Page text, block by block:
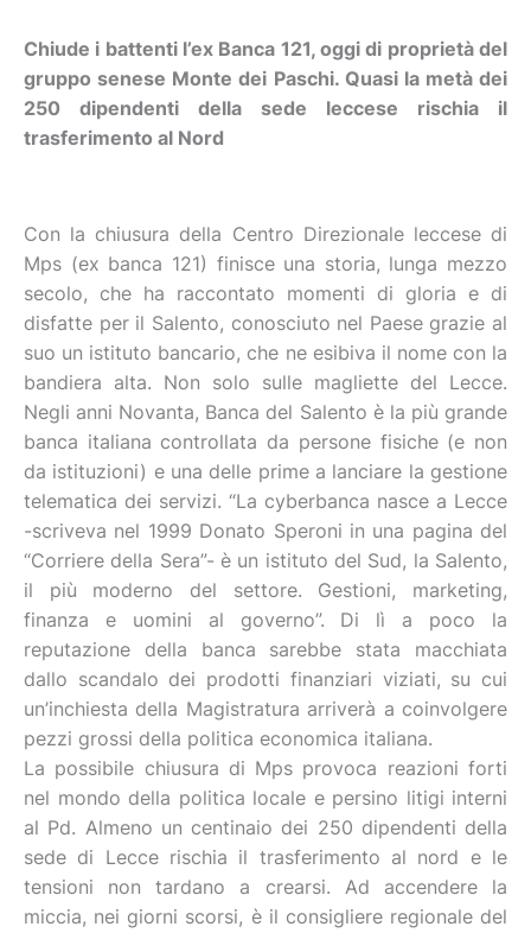
Chiude i battenti l’ex Banca 121, oggi di proprietà del
gruppo senese Monte dei Paschi. Quasi la metà dei
250 dipendenti della sede leccese rischia il
trasferimento al Nord
Con la chiusura della Centro Direzionale leccese di
Mps (ex banca 121) finisce una storia, lunga mezzo
secolo, che ha raccontato momenti di gloria e di
disfatte per il Salento, conosciuto nel Paese grazie al
suo un istituto bancario, che ne esibiva il nome con la
bandiera alta. Non solo sulle magliette del Lecce.
Negli anni Novanta, Banca del Salento è la più grande
banca italiana controllata da persone fisiche (e non
da istituzioni) e una delle prime a lanciare la gestione
telematica dei servizi. “La cyberbanca nasce a Lecce
-scriveva nel 1999 Donato Speroni in una pagina del
“Corriere della Sera”- è un istituto del Sud, la Salento,
il più moderno del settore. Gestioni, marketing,
finanza e uomini al governo”. Di lì a poco la
reputazione della banca sarebbe stata macchiata
dallo scandalo dei prodotti finanziari viziati, su cui
un’inchiesta della Magistratura arriverà a coinvolgere
pezzi grossi della politica economica italiana.
La possibile chiusura di Mps provoca reazioni forti
nel mondo della politica locale e persino litigi interni
al Pd. Almeno un centinaio dei 250 dipendenti della
sede di Lecce rischia il trasferimento al nord e le
tensioni non tardano a crearsi. Ad accendere la
miccia, nei giorni scorsi, è il consigliere regionale del